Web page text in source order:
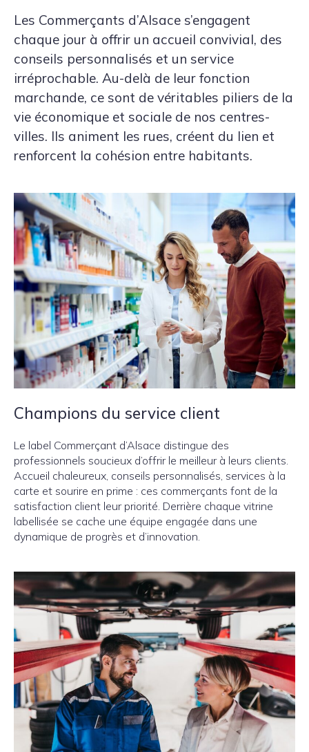
Les Commerçants d’Alsace s’engagent
chaque jour à offrir un accueil convivial, des
conseils personnalisés et un service
irréprochable. Au-delà de leur fonction
marchande, ce sont de véritables piliers de la
vie économique et sociale de nos centres-
villes. Ils animent les rues, créent du lien et
renforcent la cohésion entre habitants.
Champions du service client
Le label Commerçant d’Alsace distingue des
professionnels soucieux d’offrir le meilleur à leurs clients.
Accueil chaleureux, conseils personnalisés, services à la
carte et sourire en prime : ces commerçants font de la
satisfaction client leur priorité. Derrière chaque vitrine
labellisée se cache une équipe engagée dans une
dynamique de progrès et d’innovation.